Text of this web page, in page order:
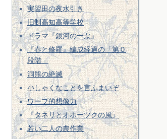
実習田の夜水引き
旧制高知高等学校
ドラマ『銀河の一票』
『春と修羅』編成経過の「第０
段階」
洞熊の絶滅
小しゃくなことを言ふまいぞ
ワープ的想像力
『タネリとオホーツクの風』
若い二人の農作業